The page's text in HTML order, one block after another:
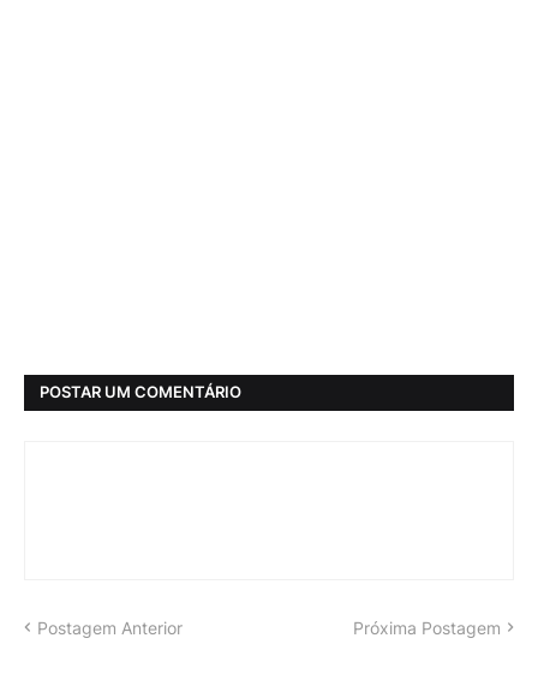
POSTAR UM COMENTÁRIO
Postagem Anterior Próxima Postagem